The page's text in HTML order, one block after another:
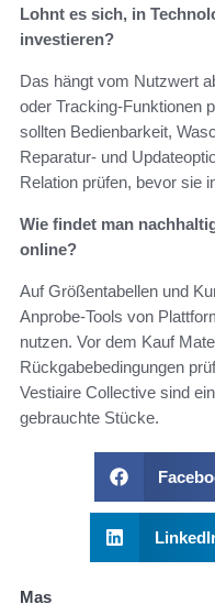
Lohnt es sich, in
investieren?
Das hängt vom Nutzwert
oder Tracking-Funktionen
sollten Bedienbarkeit,
Reparatur- und
Relation prüfen, bevor sie
Wie findet man
online?
Auf Größentabellen und
Anprobe-Tools von
nutzen. Vor dem Kauf
Rückgabebedingungen
Vestiaire Collective sind
gebrauchte Stücke.
Mas